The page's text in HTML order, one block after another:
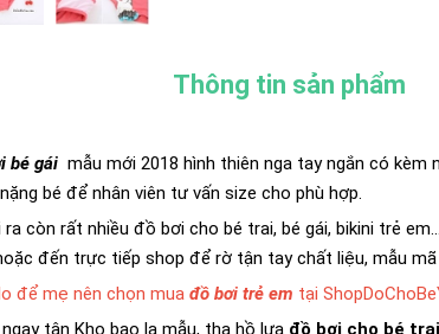
Thông tin sản phẩm
bé gái mẫu mới 2018 hình thiên nga tay ngắn có
bé để nhân viên tư vấn size cho phù hợp.
ra còn rất nhiều đồ bơi cho bé trai, bé gái, bikini trẻ
đến trực tiếp shop để rờ tận tay chất liệu, mẫu mã
để mẹ nên chọn mua đồ bơi trẻ em tại
tận Kho bao la mẫu, tha hồ lựa đồ bơi cho bé